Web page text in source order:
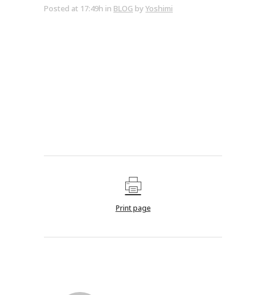
Posted at 17:49h in BLOG byYoshimi
Print page